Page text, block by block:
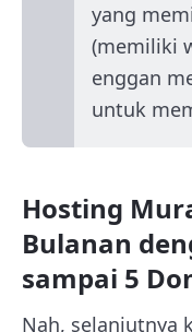
yang
(memiliki
enggan
untuk
Hosting
Bulanan
sampai 5
Nah, selanjutnya